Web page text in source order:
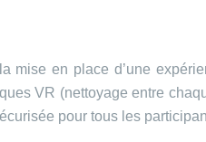
mise en place d’une
VR (nettoyage entre
pour tous les